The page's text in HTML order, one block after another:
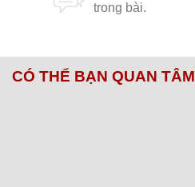
CÓ THỂ BẠN QUAN TÂM